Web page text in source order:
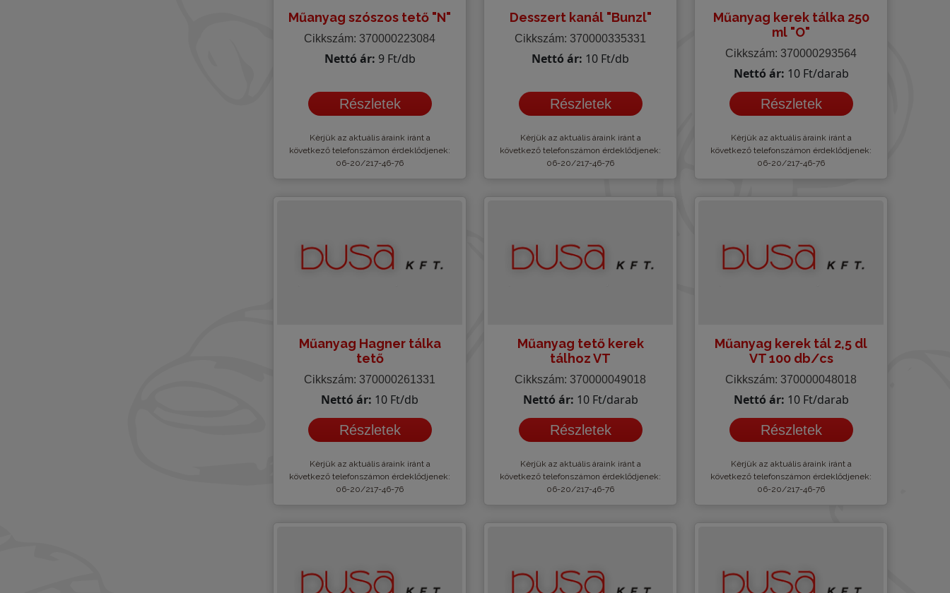
Műanyag szószos tető "N"
Cikkszám: 370000223084
Nettó ár: 9 Ft/db
Részletek
Kèrjük az aktuális áraink iránt a
következő telefonszámon érdeklődjenek:
06-20/217-46-76
Desszert kanál "Bunzl"
Cikkszám: 370000335331
Nettó ár: 10 Ft/db
Részletek
Kèrjük az aktuális áraink iránt a
következő telefonszámon érdeklődjenek:
06-20/217-46-76
Műanyag kerek tálka 250
ml "O"
Cikkszám: 370000293564
Nettó ár: 10 Ft/darab
Részletek
Kèrjük az aktuális áraink iránt a
következő telefonszámon érdeklődjenek:
06-20/217-46-76
Műanyag Hagner tálka
tető
Cikkszám: 370000261331
Nettó ár: 10 Ft/db
Részletek
Kèrjük az aktuális áraink iránt a
következő telefonszámon érdeklődjenek:
06-20/217-46-76
Műanyag tető kerek
tálhoz VT
Cikkszám: 370000049018
Nettó ár: 10 Ft/darab
Részletek
Kèrjük az aktuális áraink iránt a
következő telefonszámon érdeklődjenek:
06-20/217-46-76
Műanyag kerek tál 2,5 dl
VT 100 db/cs
Cikkszám: 370000048018
Nettó ár: 10 Ft/darab
Részletek
Kèrjük az aktuális áraink iránt a
következő telefonszámon érdeklődjenek:
06-20/217-46-76